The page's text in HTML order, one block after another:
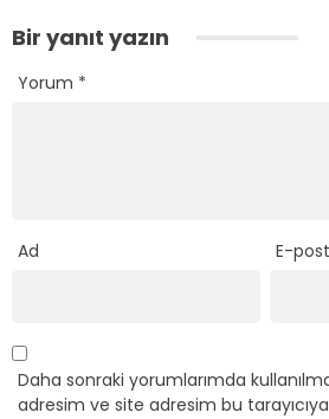
Bir yanıt yazın
Yorum *
Ad E-
Daha sonraki yorumlarımda
adresim ve site adresim bu